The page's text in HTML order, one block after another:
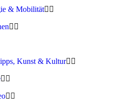
& Mobilität
Kunst & Kultur